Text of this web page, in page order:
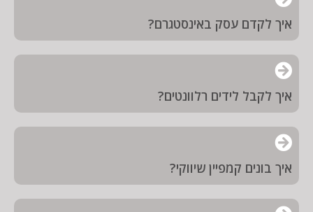
איך לקדם עסק באינסטגרם?
איך לקבל לידים רלוונטים?
איך בונים קמפיין שיווקי?